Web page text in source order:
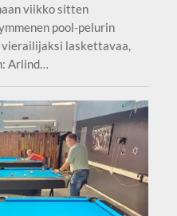
viikko sitten
pool-pelurin
vierailijaksi laskettavaa,
Arlind…